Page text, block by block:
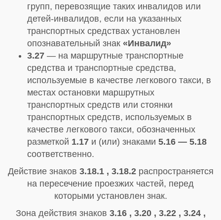
групп, перевозящие таких инвалидов или
детей-инвалидов, если на указанных
транспортных средствах установлен
опознавательный знак «Инвалид»
3.27 — на маршрутные транспортные
средства и транспортные средства,
используемые в качестве легкового такси, в
местах остановки маршрутных
транспортных средств или стоянки
транспортных средств, используемых в
качестве легкового такси, обозначенных
разметкой 1.17 и (или) знаками 5.16 — 5.18
соответственно.
Действие знаков 3.18.1 , 3.18.2 распространяется
на пересечение проезжих частей, перед
которыми установлен знак.
Зона действия знаков 3.16 , 3.20 , 3.22 , 3.24 ,